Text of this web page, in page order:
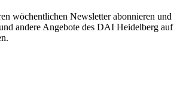
wöchentlichen Newsletter abonnieren und
andere Angebote des DAI Heidelberg auf